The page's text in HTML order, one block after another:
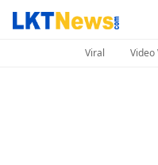
Viral Video